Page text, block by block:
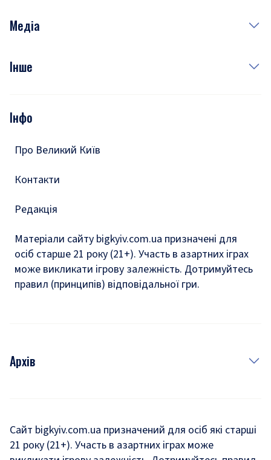
Рецепти
Медіа
Фото
Подкасти
Інше
Тести
Інфо
Про Великий Київ
Контакти
Редакція
Матеріали сайту bigkyiv.com.ua призначені для
осіб старше 21 року (21+). Участь в азартних іграх
може викликати ігрову залежність. Дотримуйтесь
правил (принципів) відповідальної гри.
Архів
Комуналка
Сайт bigkyiv.com.ua призначений для осіб які старші
21 року (21+). Участь в азартних іграх може